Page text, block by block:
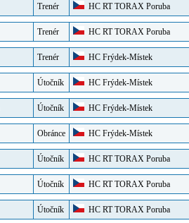
Trenér HC RT TORAX Poruba
Trenér HC RT TORAX Poruba
Trenér HC Frýdek-Místek
Útočník HC Frýdek-Místek
Útočník HC Frýdek-Místek
Obránce HC Frýdek-Místek
Útočník HC RT TORAX Poruba
Útočník HC RT TORAX Poruba
Útočník HC RT TORAX Poruba